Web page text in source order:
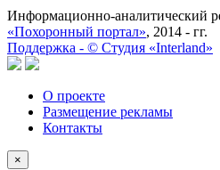
Информационно-аналитический
«Похоронный портал», 2014 - гг.
Поддержка - © Cтудия «Interland»
О проекте
Размещение рекламы
Контакты
×